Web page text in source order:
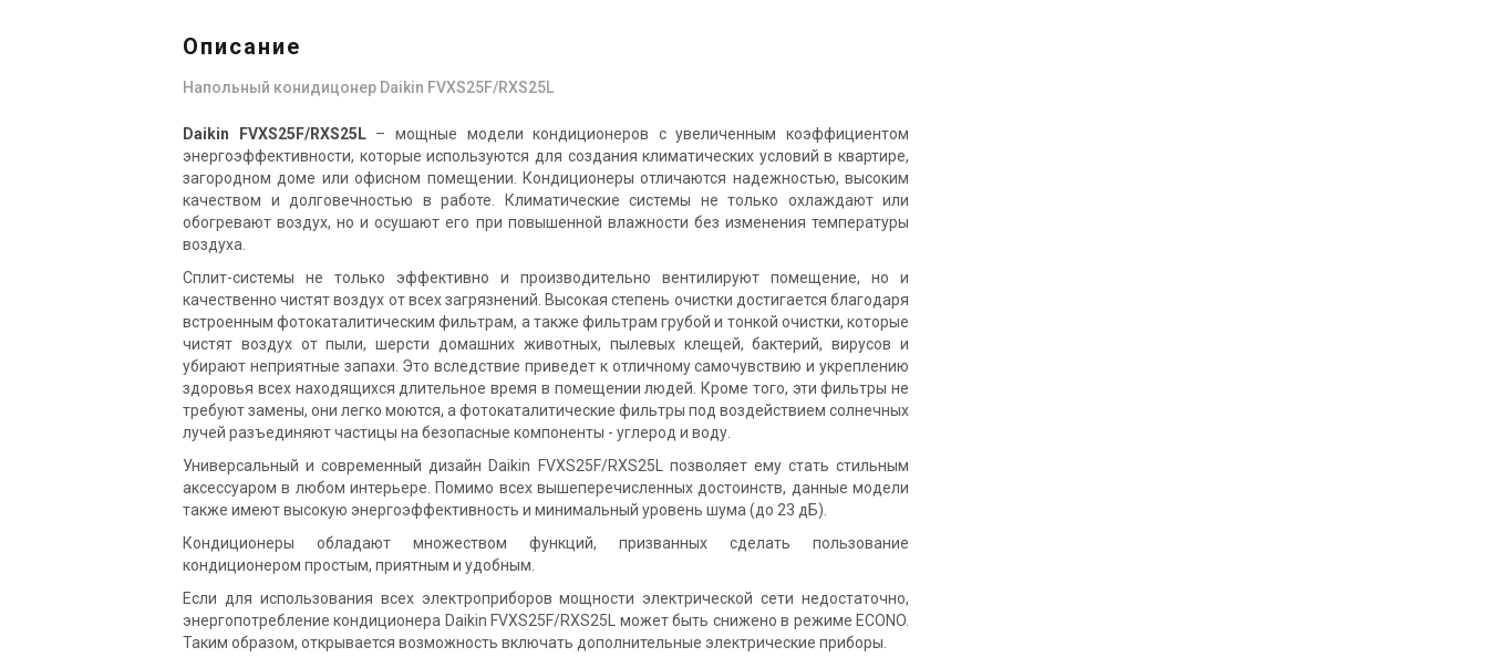
Описание
Напольный конидицонер Daikin FVXS25F/RXS25L
Daikin FVXS25F/RXS25L– мощные модели кондиционеров с увеличенным коэффициентом
энергоэффективности, которые используются для создания климатических условий в квартире,
загородном доме или офисном помещении. Кондиционеры отличаются надежностью, высоким
качеством и долговечностью в работе. Климатические системы не только охлаждают или
обогревают воздух, но и осушают его при повышенной влажности без изменения температуры
воздуха.
Сплит-системы не только эффективно и производительно вентилируют помещение, но и
качественно чистят воздух от всех загрязнений. Высокая степень очистки достигается благодаря
встроенным фотокаталитическим фильтрам, а также фильтрам грубой и тонкой очистки, которые
чистят воздух от пыли, шерсти домашних животных, пылевых клещей, бактерий, вирусов и
убирают неприятные запахи. Это вследствие приведет к отличному самочувствию и укреплению
здоровья всех находящихся длительное время в помещении людей. Кроме того, эти фильтры не
требуют замены, они легко моются, а фотокаталитические фильтры под воздействием солнечных
лучей разъединяют частицы на безопасные компоненты - углерод и воду.
Универсальный и современный дизайн Daikin FVXS25F/RXS25L позволяет ему стать стильным
аксессуаром в любом интерьере. Помимо всех вышеперечисленных достоинств, данные модели
также имеют высокую энергоэффективность и минимальный уровень шума (до 23 дБ).
Кондиционеры обладают множеством функций, призванных сделать пользование
кондиционером простым, приятным и удобным.
Если для использования всех электроприборов мощности электрической сети недостаточно,
энергопотребление кондиционера Daikin FVXS25F/RXS25L может быть снижено в режиме ECONO.
Таким образом, открывается возможность включать дополнительные электрические приборы.